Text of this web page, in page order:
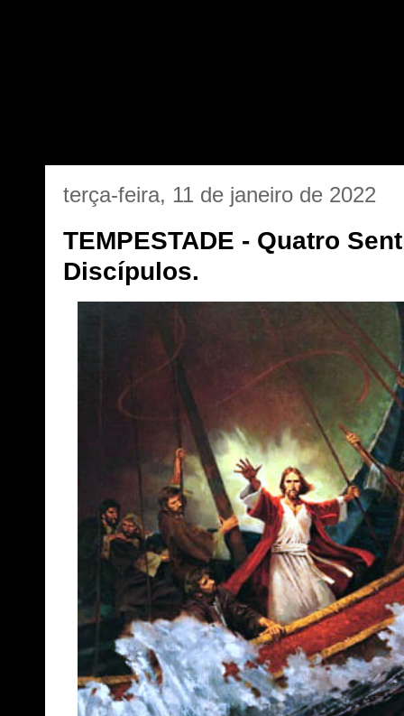
terça-feira, 11 de janeiro de 2022
TEMPESTADE - Quatro
Discípulos.